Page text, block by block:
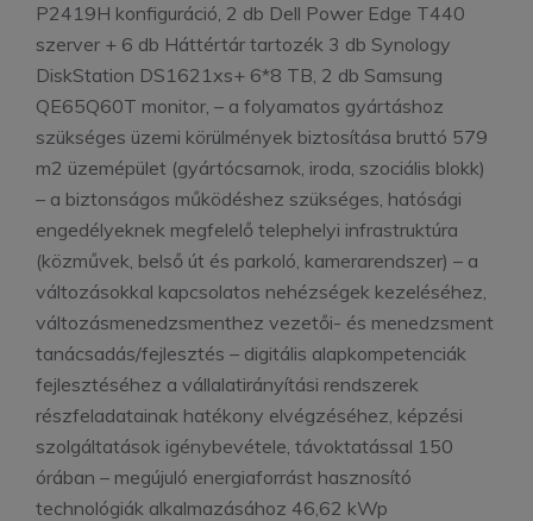
P2419H konfiguráció, 2 db Dell Power Edge T440
szerver + 6 db Háttértár tartozék 3 db Synology
DiskStation DS1621xs+ 6*8 TB, 2 db Samsung
QE65Q60T monitor, – a folyamatos gyártáshoz
szükséges üzemi körülmények biztosítása bruttó 579
m2 üzemépület (gyártócsarnok, iroda, szociális blokk)
– a biztonságos működéshez szükséges, hatósági
engedélyeknek megfelelő telephelyi infrastruktúra
(közművek, belső út és parkoló, kamerarendszer) – a
változásokkal kapcsolatos nehézségek kezeléséhez,
változásmenedzsmenthez vezetői- és menedzsment
tanácsadás/fejlesztés – digitális alapkompetenciák
fejlesztéséhez a vállalatirányítási rendszerek
részfeladatainak hatékony elvégzéséhez, képzési
szolgáltatások igénybevétele, távoktatással 150
órában – megújuló energiaforrást hasznosító
technológiák alkalmazásához 46,62 kWp